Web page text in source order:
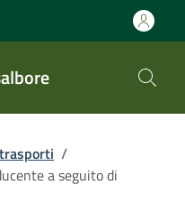
/
a seguito di